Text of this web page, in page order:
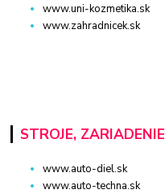
www.uni-kozmetika.sk
www.zahradnicek.sk
STROJE, ZARIADENIE
www.auto-diel.sk
www.auto-techna.sk